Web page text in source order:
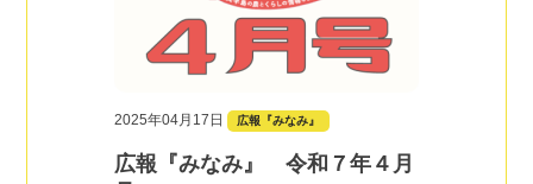
2025年04月17日 広報『みなみ』
広報『みなみ』 令和７年４月